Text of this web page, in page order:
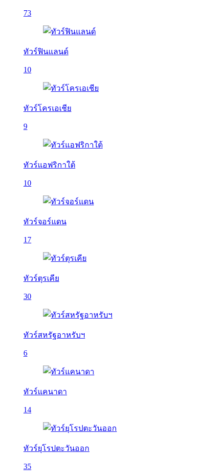
73
ทัวร์ฟินแลนด์
10
ทัวร์โครเอเชีย
9
ทัวร์แอฟริกาใต้
10
ทัวร์จอร์แดน
17
ทัวร์ตุรเคีย
30
ทัวร์สหรัฐอาหรับฯ
6
ทัวร์แคนาดา
14
ทัวร์ยุโรปตะวันออก
35